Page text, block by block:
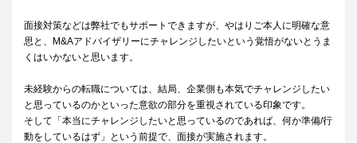
面接対策などは弊社でもサポートできますが、やはりご本人に明確な意
思と、M&Aアドバイザリーにチャレンジしたいという覚悟がないとうま
くはいかないと思います。
未経験からの転職については、結局、企業側も本気でチャレンジしたい
と思っているのかといった意欲の部分を重視されている印象です。
そして「本当にチャレンジしたいと思っているのであれば、何か準備/行
動をしているはず」という前提で、面接が実施されます。